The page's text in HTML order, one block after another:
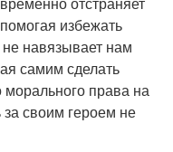
избежать
навязывает нам
самим сделать
права на
своим героем не